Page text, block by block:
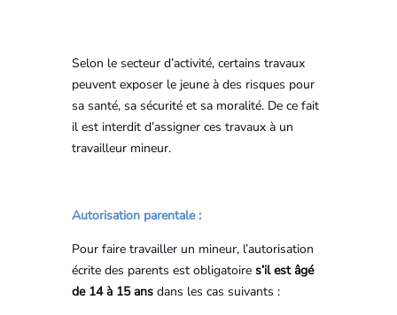
Selon le secteur d’activité, certains travaux
peuvent exposer le jeune à des risques pour
sa santé, sa sécurité et sa moralité. De ce fait
il est interdit d’assigner ces travaux à un
travailleur mineur.
Autorisation parentale :
Pour faire travailler un mineur, l’autorisation
écrite des parents est obligatoire s’il est âgé
de 14 à 15 ansdans les cas suivants :